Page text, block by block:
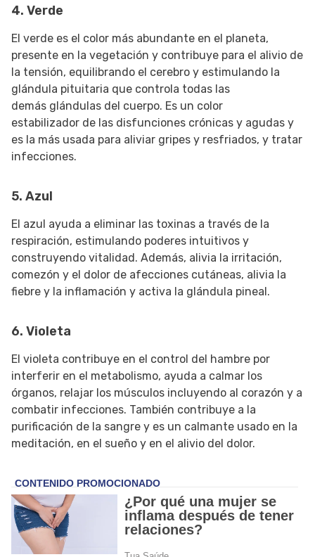
4. Verde
El verde es el color más abundante en el planeta,
presente en la vegetación y contribuye para el alivio de
la tensión, equilibrando el cerebro y estimulando la
glándula pituitaria que controla todas las
demás glándulas del cuerpo. Es un color
estabilizador de las disfunciones crónicas y agudas y
es la más usada para aliviar gripes y resfriados, y tratar
infecciones.
5. Azul
El azul ayuda a eliminar las toxinas a través de la
respiración, estimulando poderes intuitivos y
construyendo vitalidad. Además, alivia la irritación,
comezón y el dolor de afecciones cutáneas, alivia la
fiebre y la inflamación y activa la glándula pineal.
6. Violeta
El violeta contribuye en el control del hambre por
interferir en el metabolismo, ayuda a calmar los
órganos, relajar los músculos incluyendo al corazón y a
combatir infecciones. También contribuye a la
purificación de la sangre y es un calmante usado en la
meditación, en el sueño y en el alivio del dolor.